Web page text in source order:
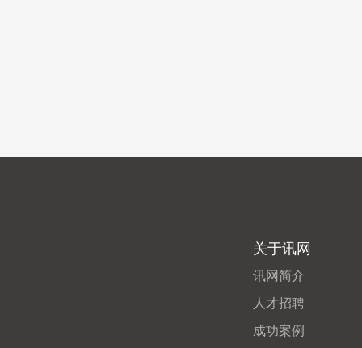
关于讯网
讯网简介
人才招聘
成功案例